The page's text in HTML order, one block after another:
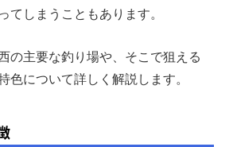
てしまうこともあります。
の主要な釣り場や、そこで狙える
色について詳しく解説します。